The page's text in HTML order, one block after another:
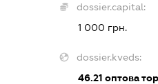
dossier.capital:
1 000 грн.
dossier.kveds:
46.21оптова